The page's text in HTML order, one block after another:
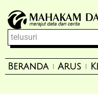
Beranda Arus